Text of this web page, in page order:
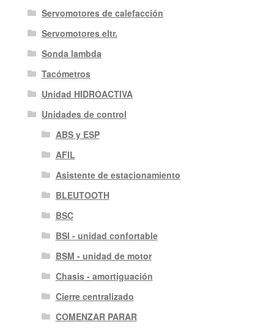
Servomotores de calefacción
Servomotores eltr.
Sonda lambda
Tacómetros
Unidad HIDROACTIVA
Unidades de control
ABS y ESP
AFIL
Asistente de estacionamiento
BLEUTOOTH
BSC
BSI - unidad confortable
BSM - unidad de motor
Chasis - amortiguación
Cierre centralizado
COMENZAR PARAR